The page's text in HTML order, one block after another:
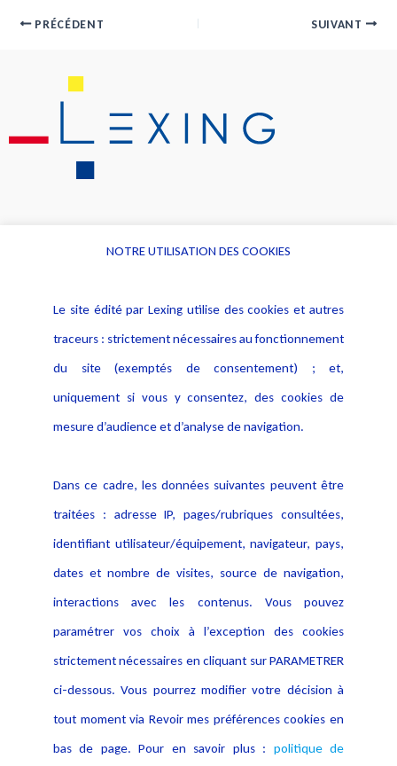
PRÉCÉDENT SUIVANT
Alerte professionnelle
Déclaration d'accessibilité
Notice Légale
Politique de protection des
données
Publications
NOTRE UTILISATION DES COOKIES
Le site édité par Lexing utilise des cookies et autres
traceurs : strictement nécessaires au fonctionnement
du site (exemptés de consentement) ; et,
uniquement si vous y consentez, des cookies de
mesure d’audience et d’analyse de navigation.
Dans ce cadre, les données suivantes peuvent être
traitées : adresse IP, pages/rubriques consultées,
identifiant utilisateur/équipement, navigateur, pays,
dates et nombre de visites, source de navigation,
interactions avec les contenus. Vous pouvez
paramétrer vos choix à l’exception des cookies
strictement nécessaires en cliquant sur PARAMETRER
ci-dessous. Vous pourrez modifier votre décision à
tout moment via Revoir mes préférences cookies en
bas de page. Pour en savoir plus : politique de